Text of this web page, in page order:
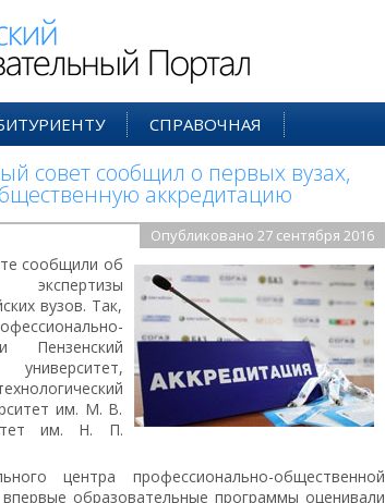
СПРАВОЧНАЯ
совет сообщил о первых вузах,
аккредитацию
Опубликовано 27 сентября 2016
сообщили об
вузов. Так,
Пензенский
им. М. В.
им. Н. П.
центра профессионально-общественной
образовательные программы оценивали